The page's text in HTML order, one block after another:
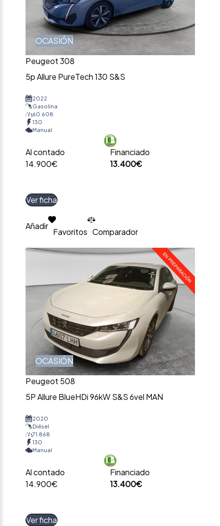
OCASIÓN
Peugeot 308
5p Allure PureTech 130 S&S
2022
Gasolina
60.608
130
Manual
Al contado
14.900€
Financiado
13.400€
Ver ficha
Añadir
Favoritos Comparador
OCASIÓN
Peugeot 508
5P Allure BlueHDi 96kW S&S 6vel MAN
2020
Diésel
71.868
130
Manual
Al contado
14.900€
Financiado
13.400€
Ver ficha